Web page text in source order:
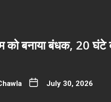
को बनाया बंधक, 20 घंटे
July 30, 2026